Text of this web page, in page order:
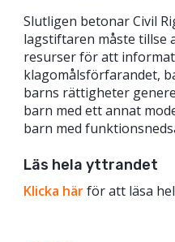
Slutligen betonar Civil
lagstiftaren måste tillse
resurser för att
klagomålsförfarandet,
barns rättigheter
barn med ett annat
barn med
Läs hela yttrandet
Klicka härför att läsa